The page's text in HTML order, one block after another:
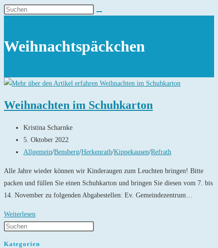
Weihnachtspäckchen
Weihnachten im Schuhkarton
Beitrags-
Autor:
Kristina Scharnke
Beitrag
veröffentlicht:
5. Oktober 2022
Beitrags-
Allgemein/Bensberg/Herkenrath/Kippekausen/Refrath
Alle Jahre wieder können wir Kinderaugen zum Leuchten bringen! Bitte
packen und füllen Sie einen Schuhkarton und bringen Sie diesen vom 7. bis
14. November zu folgenden Abgabestellen: Ev. Gemeindezentrum…
Weiterlesen
Kategorien